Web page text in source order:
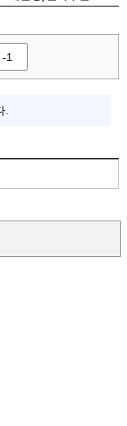
-1
.